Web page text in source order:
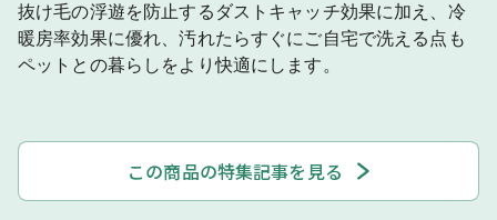
抜け毛の浮遊を防止するダストキャッチ効果に加え、冷
暖房率効果に優れ、汚れたらすぐにご自宅で洗える点も
ペットとの暮らしをより快適にします。
この商品の特集記事を見る